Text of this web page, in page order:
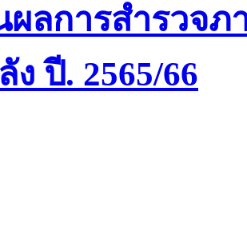
ผลการสำรวจ
ง ปี. 2565/66